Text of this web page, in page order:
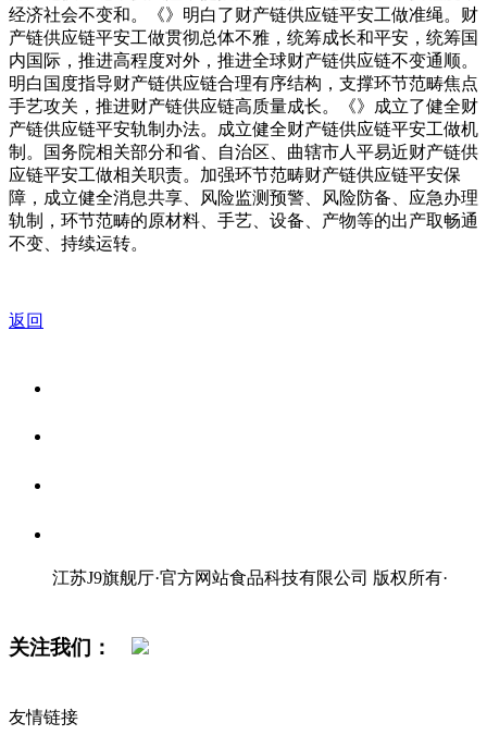
经济社会不变和。《》明白了财产链供应链平安工做准绳。财
产链供应链平安工做贯彻总体不雅，统筹成长和平安，统筹国
内国际，推进高程度对外，推进全球财产链供应链不变通顺。
明白国度指导财产链供应链合理有序结构，支撑环节范畴焦点
手艺攻关，推进财产链供应链高质量成长。《》成立了健全财
产链供应链平安轨制办法。成立健全财产链供应链平安工做机
制。国务院相关部分和省、自治区、曲辖市人平易近财产链供
应链平安工做相关职责。加强环节范畴财产链供应链平安保
障，成立健全消息共享、风险监测预警、风险防备、应急办理
轨制，环节范畴的原材料、手艺、设备、产物等的出产取畅通
不变、持续运转。
返回
江苏J9旗舰厅·官方网站食品科技有限公司 版权所有·
关注我们：
友情链接